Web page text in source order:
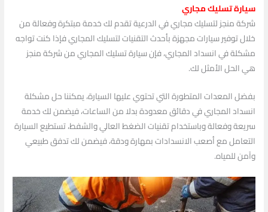
سيارة تسليك مجاري
شركة منجز لتسليك مجاري في الدرعية تقدم لك خدمة مبتكرة وفعالة من
خلال توفير سيارات مجهزة بأحدث التقنيات لتسليك المجاري فإذا كنت تواجه
مشكلة في انسداد المجاري، فإن سيارة تسليك المجاري من شركة منجز
هي الحل الأمثل لك.
بفضل المعدات المتطورة التي تحتوي عليها السيارة، يمكننا حل مشكلة
انسداد المجاري في دقائق معدودة بدلا من الساعات، فيضمن لك خدمة
سريعة وفعالة وباستخدام تقنيات الضغط العالي والشفط، تستطيع السيارة
التعامل مع أصعب الانسدادات بمهارة ودقة، فيضمن لك تدفق طبيعي
وآمن للمياه.